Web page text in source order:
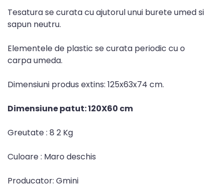
Tesatura se curata cu ajutorul unui burete umed si
sapun neutru.
Elementele de plastic se curata periodic cu o
carpa umeda.
Dimensiuni produs extins: 125x63x74 cm.
Dimensiune patut: 120X60 cm
Greutate : 8 2 Kg
Culoare : Maro deschis
Producator: Gmini